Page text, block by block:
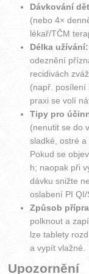
Dávkování
(nebo 4×
lékař/TČM
Délka užívání:
odeznění
recidivách
(např. posílení
praxi se volí
Tipy pro
(nenutit se do
sladké, ostré a
Pokud se
h; naopak při
dávku snižte
oslabení PI QI/
Způsob
polknout a
lze tablety
a vypít vlažné.
Upozornění